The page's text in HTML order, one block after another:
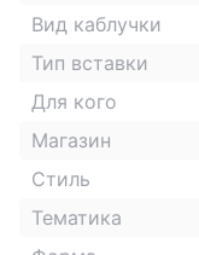
Вид каблучки
Тип вставки
Для кого
Магазин
Стиль
Тематика